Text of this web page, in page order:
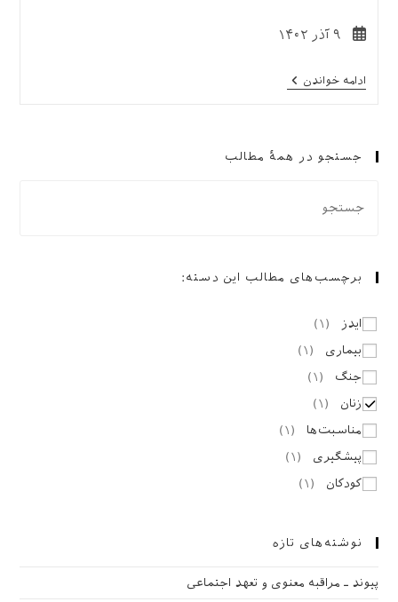
نوشته
است:
۹ آذر ۱۴۰۲
ادامه خواندنبه
جستجو در همهٔ مطالب
برچسب‌های مطالب این دسته:
ایدز ( ۱ )
بیماری
( ۱ )
جنگ
( ۱ )
زنان
( ۱ )
مناسبت‌ها
( ۱ )
پیشگیری
( ۱ )
کودکان
( ۱ )
نوشته‌های تازه
پیوند ـ مراقبه‌ معنوی و تعهد اجتماعی